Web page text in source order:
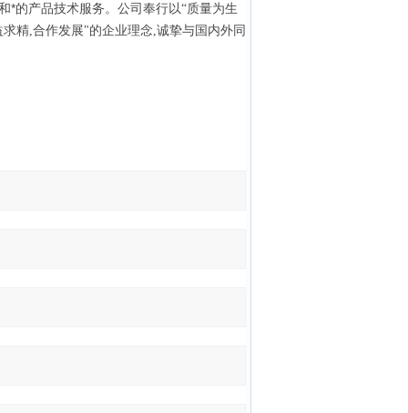
*的产品技术服务。公司奉行以“质量为生
精,合作发展"的企业理念,诚挚与国内外同